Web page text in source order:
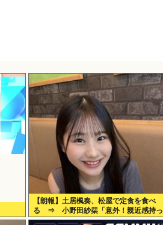
【朗報】土居楓奏、松屋で定食を食べ
る ⇒ 小野田紗栞「意外！親近感持っ
た」